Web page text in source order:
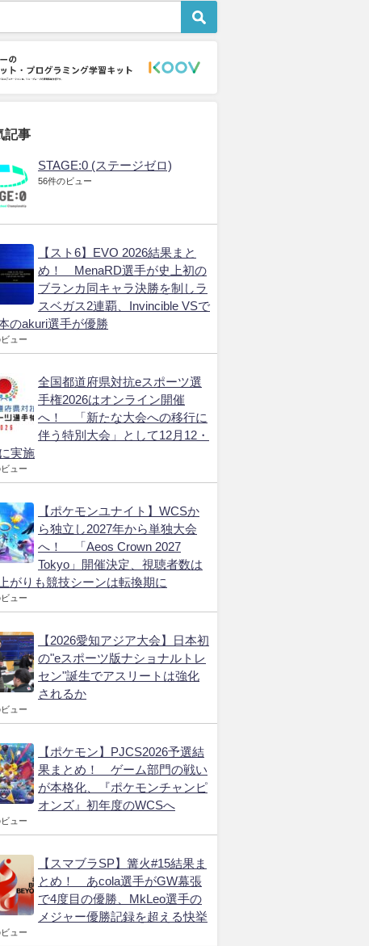
市場
？
ツ
ランキング発表
スポーツにもたらすもの
記事
STAGE:0 (ステージゼロ)
56件のビュー
【スト6】EVO 2026結果まと
め！ MenaRD選手が史上初の
ブランカ同キャラ決勝を制しラ
スベガス2連覇、Invincible VSで
のakuri選手が優勝
ュー
全国都道府県対抗eスポーツ選
手権2026はオンライン開催
へ！ 「新たな大会への移行に
伴う特別大会」として12月12・
実施
ュー
【ポケモンユナイト】WCSか
ら独立し2027年から単独大会
へ！ 「Aeos Crown 2027
Tokyo」開催決定、視聴者数は
がりも競技シーンは転換期に
ュー
【2026愛知アジア大会】日本初
の"eスポーツ版ナショナルトレ
セン"誕生でアスリートは強化
されるか
ュー
【ポケモン】PJCS2026予選結
果まとめ！ ゲーム部門の戦い
が本格化、『ポケモンチャンピ
オンズ』初年度のWCSへ
ュー
【スマブラSP】篝火#15結果ま
とめ！ あcola選手がGW幕張
で4度目の優勝、MkLeo選手の
メジャー優勝記録を超える快挙
ュー